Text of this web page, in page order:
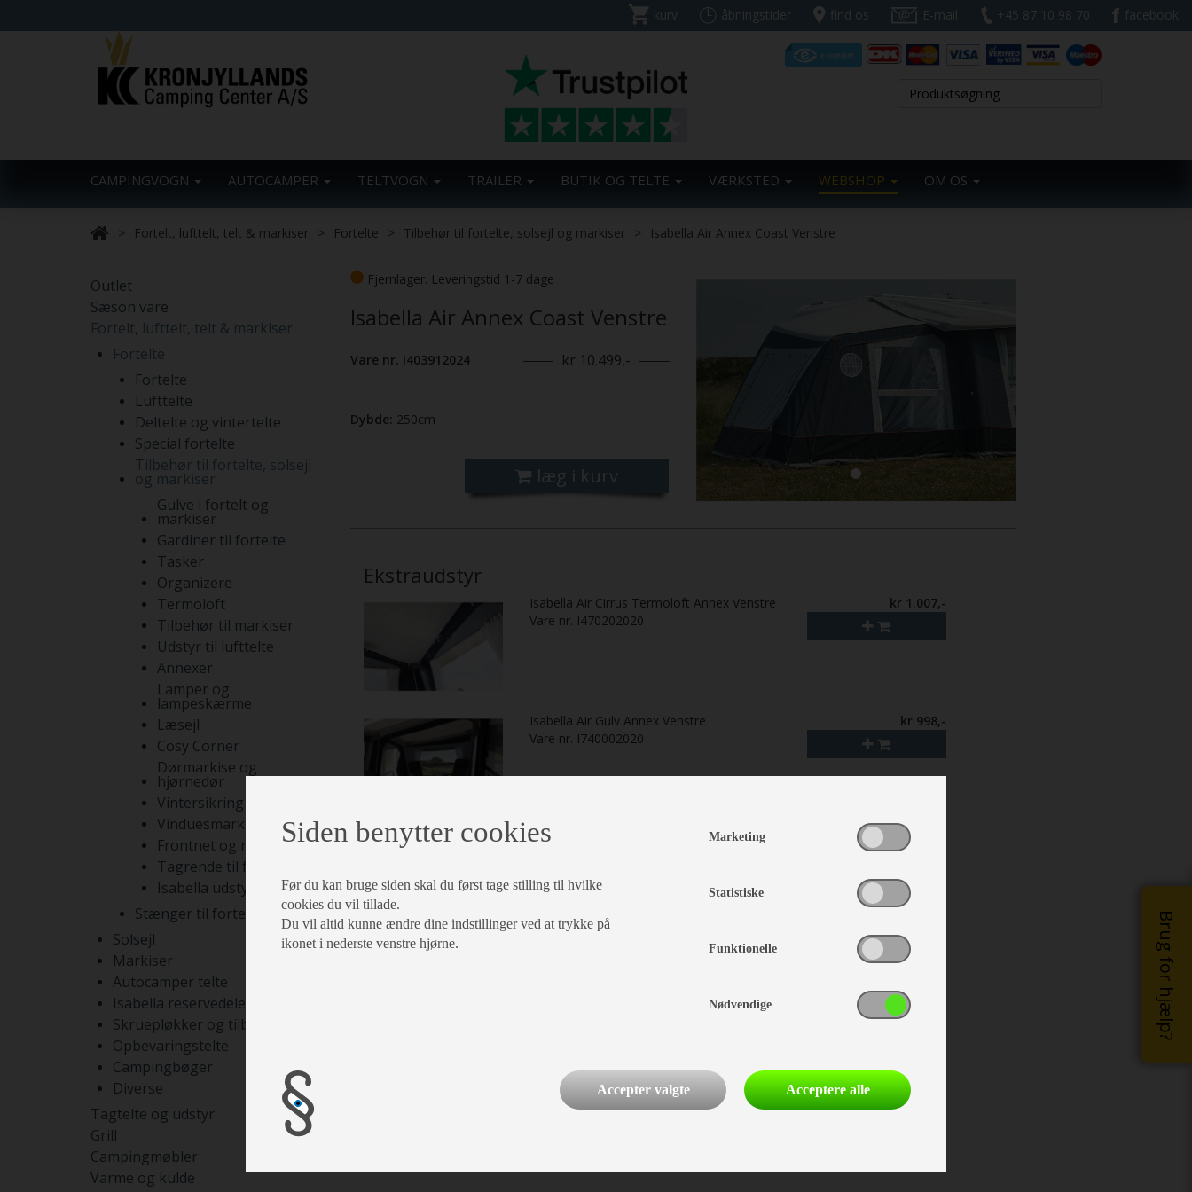
kurv åbningstider find os E-mail +45 87 10 98 70 facebook
CAMPINGVOGN AUTOCAMPER TELTVOGN TRAILER BUTIK OG TELTE VÆRKSTED WEBSHOP OM OS
Brug for hjælp?
Fortelt, lufttelt, telt & markiser Fortelte Tilbehør til fortelte, solsejl og markiser Isabella Air Annex Coast Venstre
Outlet
Sæson vare
Fortelt, lufttelt, telt & markiser
Fortelte
Fortelte
Lufttelte
Deltelte og vintertelte
Special fortelte
Tilbehør til fortelte, solsejl
og markiser
Gulve i fortelt og
markiser
Gardiner til fortelte
Tasker
Organizere
Termoloft
Tilbehør til markiser
Udstyr til lufttelte
Annexer
Lamper og
lampeskærme
Læsejl
Cosy Corner
Dørmarkise og
hjørnedør
Vintersikring
Vinduesmarkiser
Frontnet og rumdelere
Tagrende til fortelte
Isabella udstyr
Stænger til fortelte
Solsejl
Markiser
Autocamper telte
Isabella reservedele
Skruepløkker og tilbehør
Opbevaringstelte
Campingbøger
Diverse
Tagtelte og udstyr
Grill
Campingmøbler
Varme og kulde
Fjernlager. Leveringstid 1-7 dage
Isabella Air Annex Coast Venstre
Vare nr. I403912024 kr 10.499,-
Dybde: 250cm
læg i kurv
Ekstraudstyr
Isabella Air Cirrus Termoloft Annex Venstre
Vare nr. I470202020
kr 1.007,-
Isabella Air Gulv Annex Venstre
Vare nr. I740002020
kr 998,-
Siden benytter cookies
Før du kan bruge siden skal du først tage stilling til hvilke
cookies du vil tillade.
Du vil altid kunne ændre dine indstillinger ved at trykke på
ikonet i nederste venstre hjørne.
Marketing
Statistiske
Funktionelle
Nødvendige
Accepter valgte Acceptere alle